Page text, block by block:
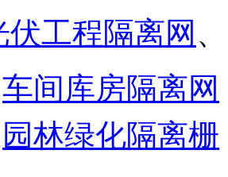
伏工程隔离网 、
车间库房隔离网
园林绿化隔离栅